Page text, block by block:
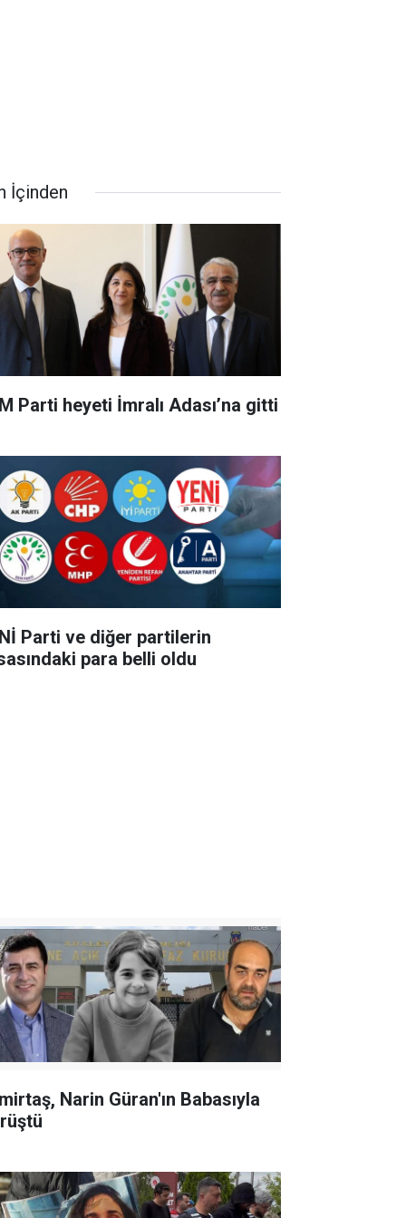
İçinden
Parti heyeti İmralı Adası’na gitti
Parti ve diğer partilerin
para belli oldu
Narin Güran'ın Babasıyla